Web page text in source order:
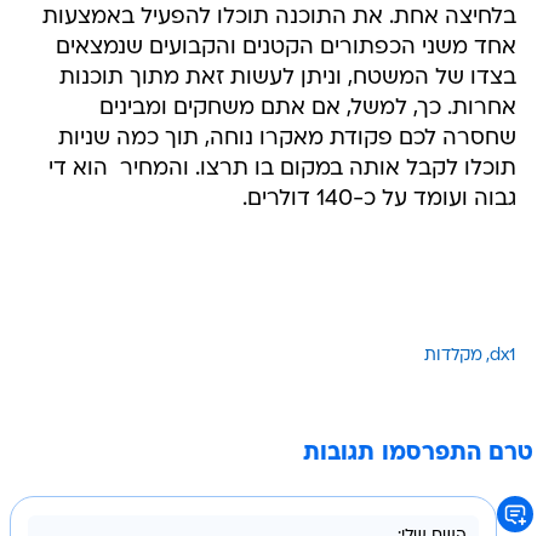
בלחיצה אחת. את התוכנה תוכלו להפעיל באמצעות
אחד משני הכפתורים הקטנים והקבועים שנמצאים
בצדו של המשטח, וניתן לעשות זאת מתוך תוכנות
אחרות. כך, למשל, אם אתם משחקים ומבינים
שחסרה לכם פקודת מאקרו נוחה, תוך כמה שניות
תוכלו לקבל אותה במקום בו תרצו. והמחיר  הוא די
גבוה ועומד על כ-140 דולרים.
dx1 מקלדות
טרם התפרסמו תגובות